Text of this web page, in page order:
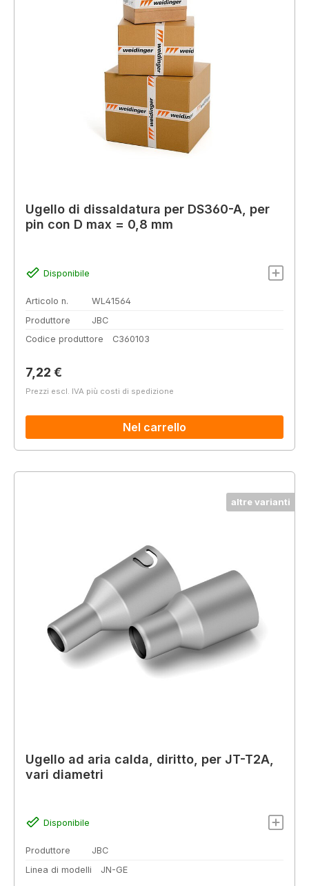
Ugello di dissaldatura per DS360-A, per
pin con D max = 0,8 mm
Disponibile
Articolo n.
WL41564
Produttore
JBC
Codice produttore
C360103
Prezzo normale:
7,22 €
Prezzi escl. IVA più costi di spedizione
Nel carrello
altre varianti
Ugello ad aria calda, diritto, per JT-T2A,
vari diametri
Disponibile
Produttore
JBC
Linea di modelli
JN-GE